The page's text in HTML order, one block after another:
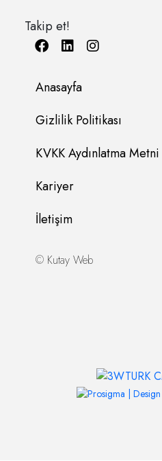
Takip et!
Anasayfa
Gizlilik Politikası
KVKK Aydınlatma Metni
Kariyer
İletişim
© Kutay Web